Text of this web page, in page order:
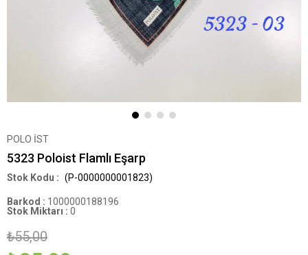
POLO İST
5323 Poloist Flamlı Eşarp
(P-0000000001823)
Barkod : 1000000188196
Stok Miktarı : 0
₺55,00